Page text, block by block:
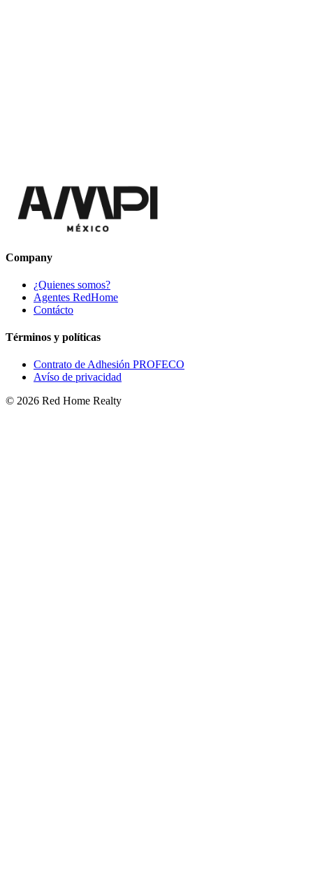
Company
¿Quienes somos?
Agentes RedHome
Contácto
Términos y políticas
Contrato de Adhesión PROFECO
Avíso de privacidad
© 2026 Red Home Realty